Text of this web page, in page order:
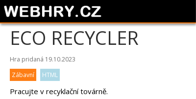
ECO RECYCLER
Hra pridaná 19.10.2023
Zábavní
HTML
Pracujte v recyklační továrně.